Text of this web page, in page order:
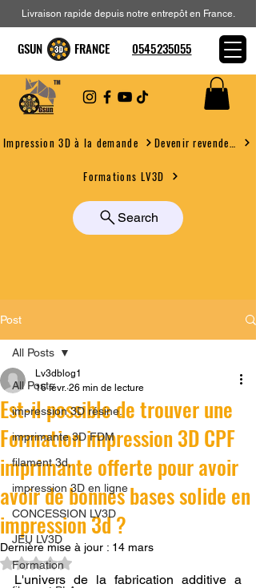
Impression 3D à la demande
Formations LV3D
Search
Livraison rapide depuis notre entrepôt en France.
GSUN FRANCE 0545235055
Post
All Posts
impression 3D résine.
imprimante 3D FDM
filament 3d,
impression 3D en ligne
CONCESSION LV3D
JEU LV3D
Formation
All Posts
Est-il possible de trouver une
Formation impression 3D CPF
imprimante offerte pour avoir
avoir de bonnes bases solide en
impression 3d ?
Lv3dblog1
16 févr. 26 min de lecture
Dernière mise à jour : 14 mars
Noté NaN étoiles sur 5.
L'univers de la fabrication additive a